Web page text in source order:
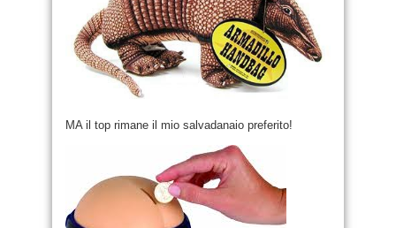
MA il top rimane il mio salvadanaio preferito!